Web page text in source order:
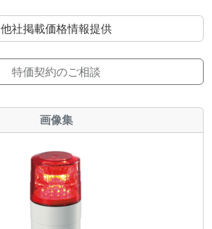
他社掲載価格情報提供
特価契約のご相談
画像集